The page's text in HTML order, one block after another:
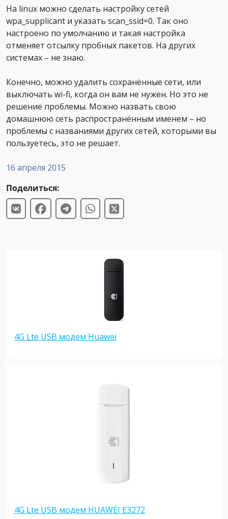
16 апреля 2015
Поделиться:
4G Lte USB модем Huawei
4G Lte USB модем HUAWEI E3272
На linux можно сделать настройку сетей
wpa_supplicant и указать scan_ssid=0. Так оно
настроено по умолчанию и такая настройка
отменяет отсылку пробных пакетов. На других
системах – не знаю.
Конечно, можно удалить сохранённые сети, или
выключать wi-fi, когда он вам не нужен. Но это не
решение проблемы. Можно назвать свою
домашнюю сеть распространённым именем – но
проблемы с названиями других сетей, которыми вы
пользуетесь, это не решает.